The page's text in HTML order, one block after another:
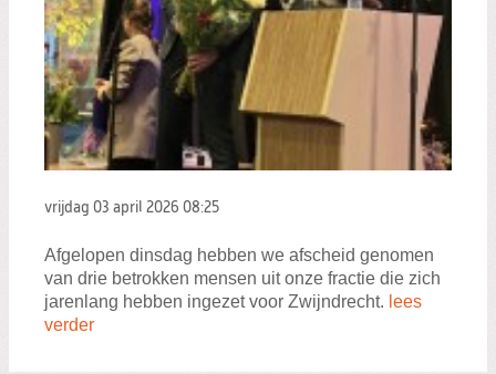
vrijdag 03 april 2026 08:25
Afgelopen dinsdag hebben we afscheid genomen
van drie betrokken mensen uit onze fractie die zich
jarenlang hebben ingezet voor Zwijndrecht. lees
verder